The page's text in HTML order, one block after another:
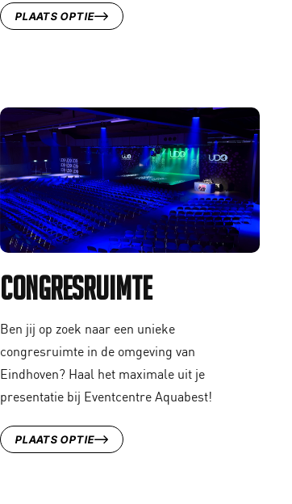
PLAATS OPTIE
Congresruimte
Ben jij op zoek naar een unieke
congresruimte in de omgeving van
Eindhoven? Haal het maximale uit je
presentatie bij Eventcentre Aquabest!
PLAATS OPTIE